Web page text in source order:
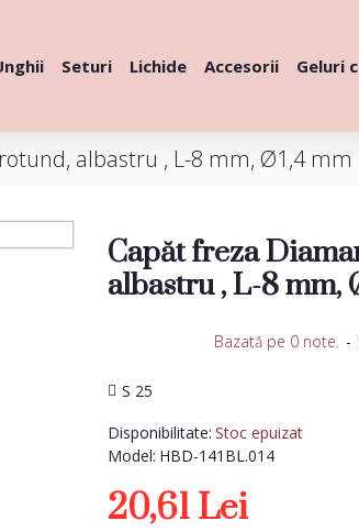
Seturi Lichide Accesorii Geluri
albastru , L-8 mm, Ø1,4 mm
Capăt freza
albastru , L-8 mm,
Disponibilitate: Stoc epuizat
Model: HBD-141BL.014
S 25
Bazată pe 0 note. -
20,61 Lei